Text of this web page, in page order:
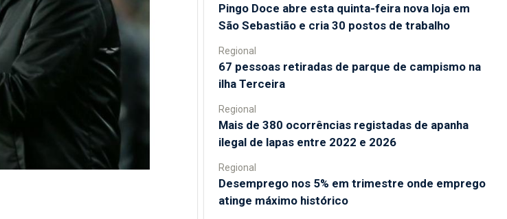
Pingo Doce abre esta quinta-feira nova loja em
São Sebastião e cria 30 postos de trabalho
Regional
67 pessoas retiradas de parque de campismo na
ilha Terceira
Regional
Mais de 380 ocorrências registadas de apanha
ilegal de lapas entre 2022 e 2026
Regional
Desemprego nos 5% em trimestre onde emprego
atinge máximo histórico